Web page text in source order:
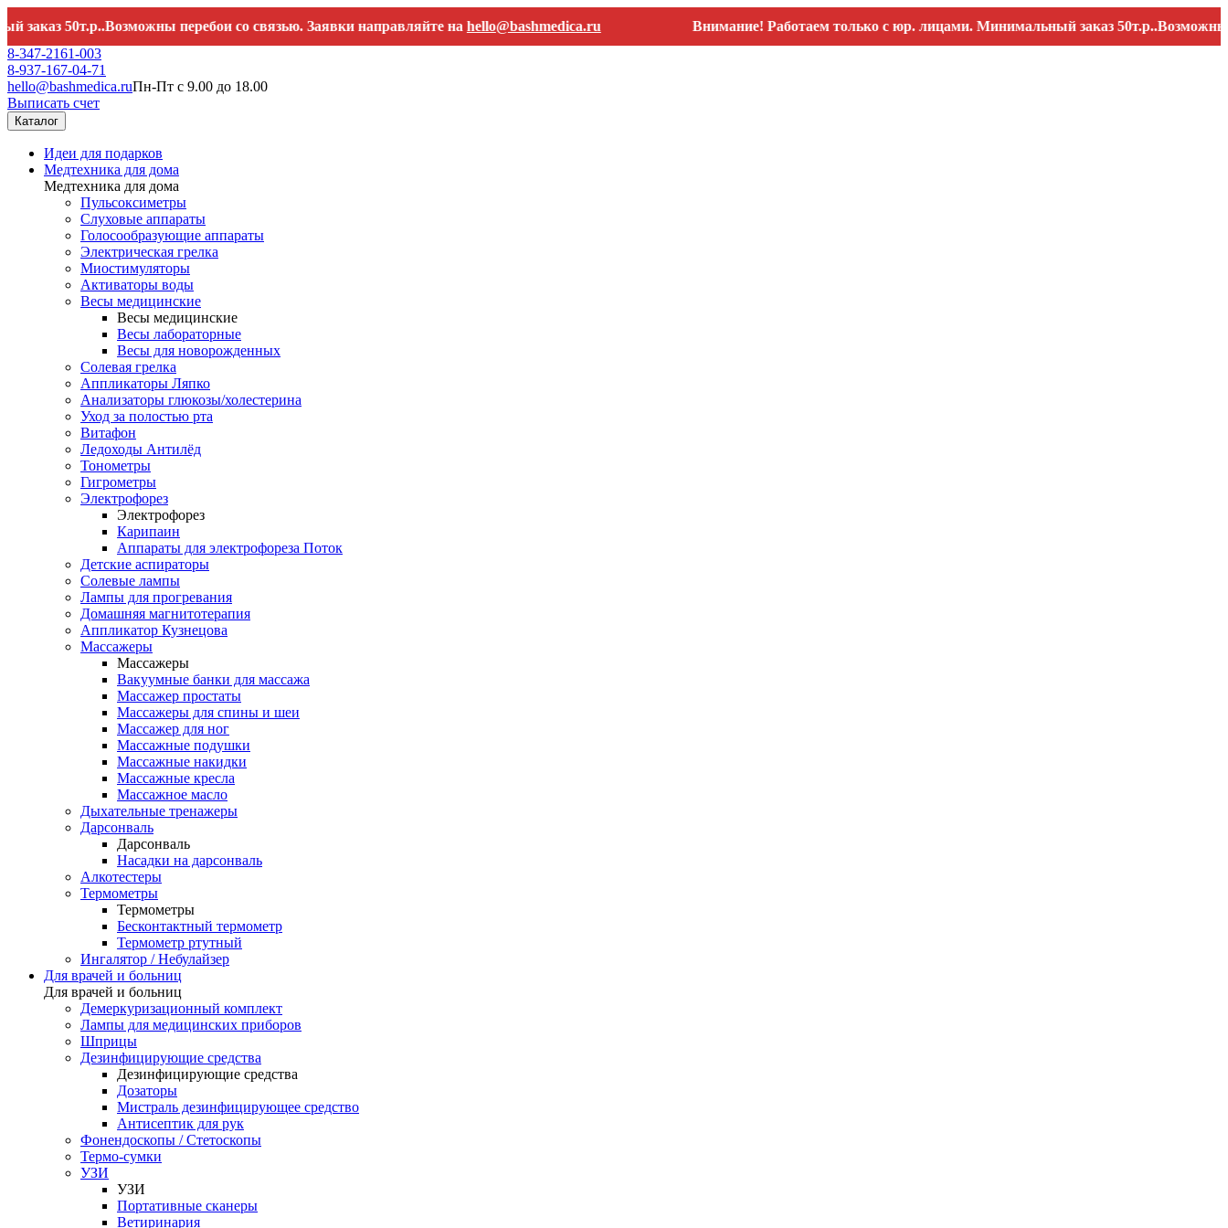
50т.р..Возможны перебои со связью. Заявки направляйте наhello@bashmedica.ru
Внимание! Работаем только с юр. лицами. Минимальный заказ 50т.р..Возможны
8-347-2161-003
8-937-167-04-71
hello@bashmedica.ruПн-Пт с 9.00 до 18.00
Выписать счет
Каталог
Идеи для подарков
Медтехника для дома
Медтехника для дома
Пульсоксиметры
Слуховые аппараты
Голосообразующие аппараты
Электрическая грелка
Миостимуляторы
Активаторы воды
Весы медицинские
Весы медицинские
Весы лабораторные
Весы для новорожденных
Солевая грелка
Аппликаторы Ляпко
Анализаторы глюкозы/холестерина
Уход за полостью рта
Витафон
Ледоходы Антилёд
Тонометры
Гигрометры
Электрофорез
Электрофорез
Карипаин
Аппараты для электрофореза Поток
Детские аспираторы
Солевые лампы
Лампы для прогревания
Домашняя магнитотерапия
Аппликатор Кузнецова
Массажеры
Массажеры
Вакуумные банки для массажа
Массажер простаты
Массажеры для спины и шеи
Массажер для ног
Массажные подушки
Массажные накидки
Массажные кресла
Массажное масло
Дыхательные тренажеры
Дарсонваль
Дарсонваль
Насадки на дарсонваль
Алкотестеры
Термометры
Термометры
Бесконтактный термометр
Термометр ртутный
Ингалятор / Небулайзер
Для врачей и больниц
Для врачей и больниц
Демеркуризационный комплект
Лампы для медицинских приборов
Шприцы
Дезинфицирующие средства
Дезинфицирующие средства
Дозаторы
Мистраль дезинфицирующее средство
Антисептик для рук
Фонендоскопы / Стетоскопы
Термо-сумки
УЗИ
УЗИ
Портативные сканеры
Ветиринария